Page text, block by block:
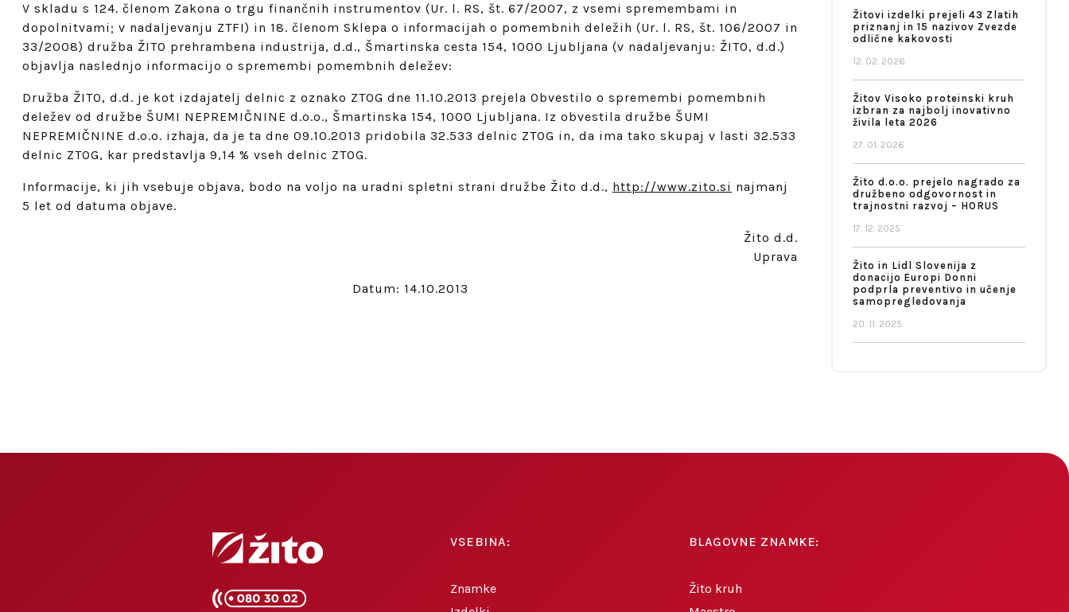
V skladu s 124. členom Zakona o trgu finančnih instrumentov (Ur. l. RS, št. 67/2007, z vsemi spremembami in
dopolnitvami; v nadaljevanju ZTFI) in 18. členom Sklepa o informacijah o pomembnih deležih (Ur. l. RS, št. 106/2007 in
33/2008) družba ŽITO prehrambena industrija, d.d., Šmartinska cesta 154, 1000 Ljubljana (v nadaljevanju: ŽITO, d.d.)
objavlja naslednjo informacijo o spremembi pomembnih deležev:
Družba ŽITO, d.d. je kot izdajatelj delnic z oznako ZTOG dne 11.10.2013 prejela Obvestilo o spremembi pomembnih
deležev od družbe ŠUMI NEPREMIČNINE d.o.o., Šmartinska 154, 1000 Ljubljana. Iz obvestila družbe ŠUMI
NEPREMIČNINE d.o.o. izhaja, da je ta dne 09.10.2013 pridobila 32.533 delnic ZTOG in, da ima tako skupaj v lasti 32.533
delnic ZTOG, kar predstavlja 9,14 % vseh delnic ZTOG.
Informacije, ki jih vsebuje objava, bodo na voljo na uradni spletni strani družbe Žito d.d., http://www.zito.si najmanj
5 let od datuma objave.
Žito d.d.
Uprava
Datum: 14.10.2013
Žitovi izdelki prejeli 43 Zlatih
priznanj in 15 nazivov Zvezde
odlične kakovosti
12. 02. 2026
Žitov Visoko proteinski kruh
izbran za najbolj inovativno
živila leta 2026
27. 01. 2026
Žito d.o.o. prejelo nagrado za
družbeno odgovornost in
trajnostni razvoj – HORUS
17. 12. 2025
Žito in Lidl Slovenija z
donacijo Europi Donni
podprla preventivo in učenje
samopregledovanja
20. 11. 2025
VSEBINA:
Znamke
BLAGOVNE ZNAMKE:
Žito kruh